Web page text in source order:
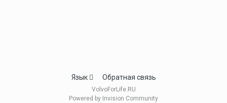
Язык Обратная связь
VolvoForLife.RU
Powered by Invision Community